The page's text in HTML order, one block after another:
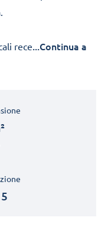
rece...Continua a